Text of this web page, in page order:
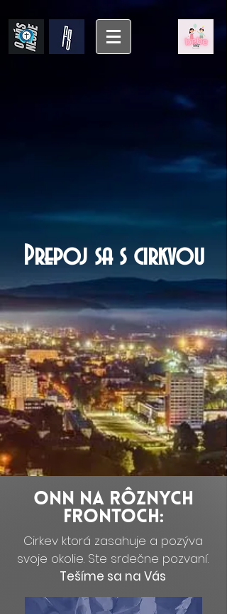
Prepoj sa s cirkvou
ONN na rôznych
frontoch:
Cirkev ktorá zasahuje a pozýva
svoje okolie. Ste srdečne pozvaní.
Tešíme sa na Vás